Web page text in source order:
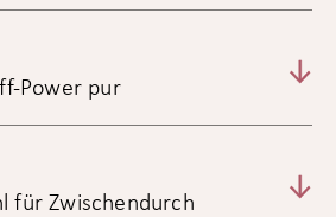
Power pur
für Zwischendurch